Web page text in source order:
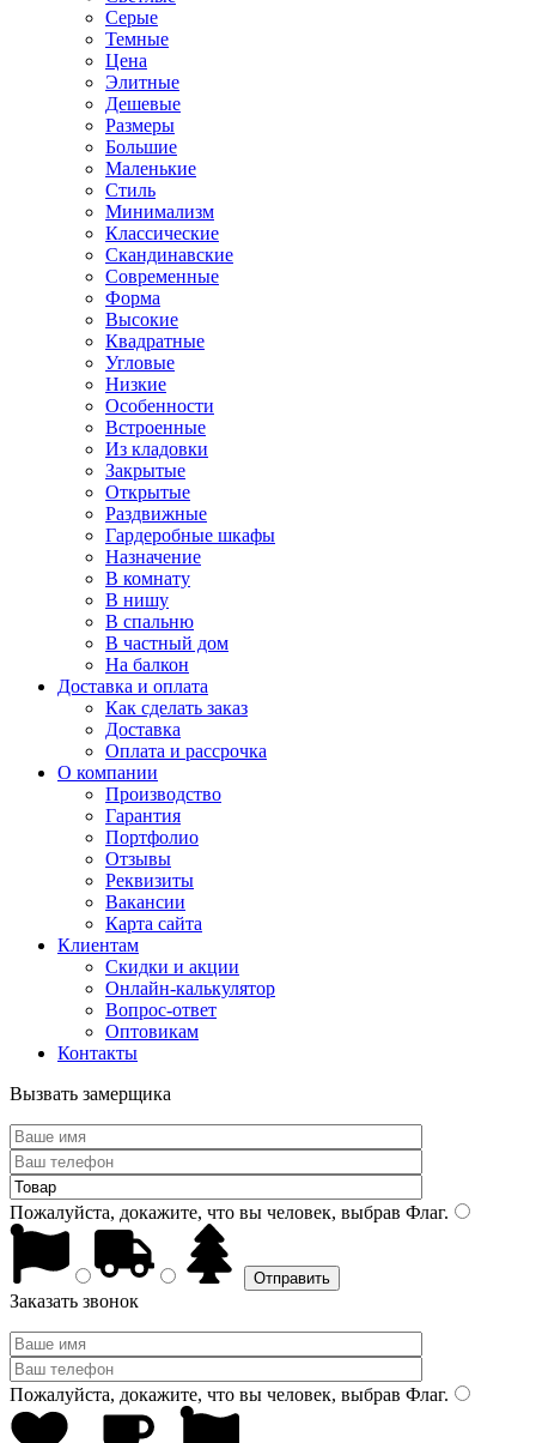
Серые
Темные
Цена
Элитные
Дешевые
Размеры
Большие
Маленькие
Стиль
Минимализм
Классические
Скандинавские
Современные
Форма
Высокие
Квадратные
Угловые
Низкие
Особенности
Встроенные
Из кладовки
Закрытые
Открытые
Раздвижные
Гардеробные шкафы
Назначение
В комнату
В нишу
В спальню
В частный дом
На балкон
Доставка и оплата
Как сделать заказ
Доставка
Оплата и рассрочка
О компании
Производство
Гарантия
Портфолио
Отзывы
Реквизиты
Вакансии
Карта сайта
Клиентам
Скидки и акции
Онлайн-калькулятор
Вопрос-ответ
Оптовикам
Контакты
Вызвать замерщика
Пожалуйста, докажите, что вы человек, выбрав Флаг.
Заказать звонок
Пожалуйста, докажите, что вы человек, выбрав Флаг.